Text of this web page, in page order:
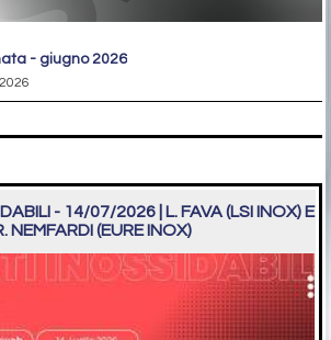
- giugno 2026
- 14/07/2026 | L. FAVA (LSI INOX) E
NEMFARDI (EURE INOX)